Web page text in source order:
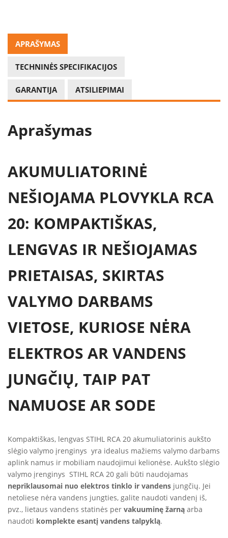
APRAŠYMAS
TECHNINĖS SPECIFIKACIJOS
GARANTIJA ATSILIEPIMAI
Aprašymas
AKUMULIATORINĖ
NEŠIOJAMA PLOVYKLA RCA
20: KOMPAKTIŠKAS,
LENGVAS IR NEŠIOJAMAS
PRIETAISAS, SKIRTAS
VALYMO DARBAMS
VIETOSE, KURIOSE NĖRA
ELEKTROS AR VANDENS
JUNGČIŲ, TAIP PAT
NAMUOSE AR SODE
Kompaktiškas, lengvas STIHL RCA 20 akumuliatorinis aukšto
slėgio valymo įrenginys yra idealus mažiems valymo darbams
aplink namus ir mobiliam naudojimui kelionėse. Aukšto slėgio
valymo įrenginys STIHL RCA 20 gali būti naudojamas
nepriklausomai nuo elektros tinklo ir vandens jungčių. Jei
netoliese nėra vandens jungties, galite naudoti vandenį iš,
pvz., lietaus vandens statinės per vakuuminę žarną arba
naudoti komplekte esantį vandens talpyklą.